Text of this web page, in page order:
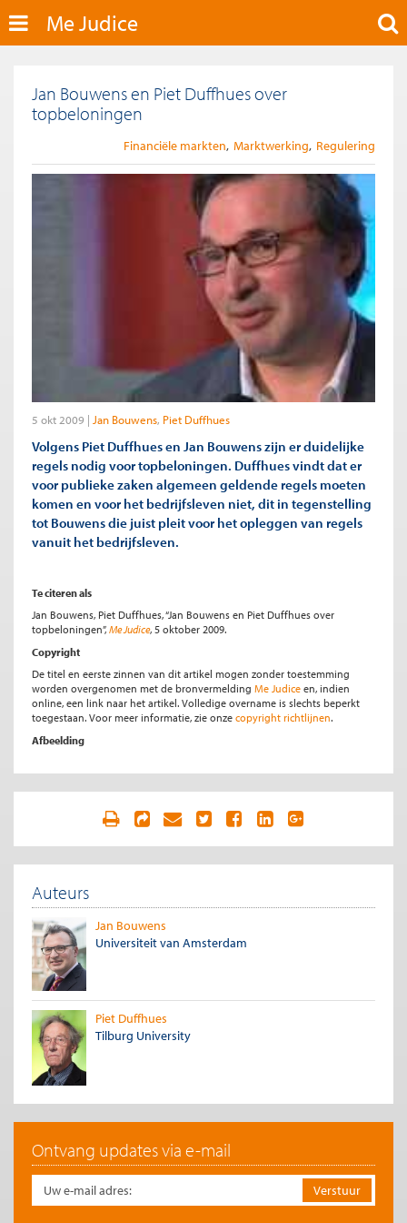
Me Judice
Jan Bouwens en Piet Duffhues over
topbeloningen
Financiële markten Marktwerking Regulering
5 okt 2009 Jan Bouwens Piet Duffhues
Volgens Piet Duffhues en Jan Bouwens zijn er duidelijke
regels nodig voor topbeloningen. Duffhues vindt dat er
voor publieke zaken algemeen geldende regels moeten
komen en voor het bedrijfsleven niet, dit in tegenstelling
tot Bouwens die juist pleit voor het opleggen van regels
vanuit het bedrijfsleven.
Te citeren als
Jan Bouwens, Piet Duffhues, “Jan Bouwens en Piet Duffhues over
topbeloningen”, Me Judice, 5 oktober 2009.
Copyright
De titel en eerste zinnen van dit artikel mogen zonder toestemming
worden overgenomen met de bronvermelding Me Judice en, indien
online, een link naar het artikel. Volledige overname is slechts beperkt
toegestaan. Voor meer informatie, zie onze copyright richtlijnen.
Afbeelding
Auteurs
Jan Bouwens
Universiteit van Amsterdam
Piet Duffhues
Tilburg University
Ontvang updates via e-mail